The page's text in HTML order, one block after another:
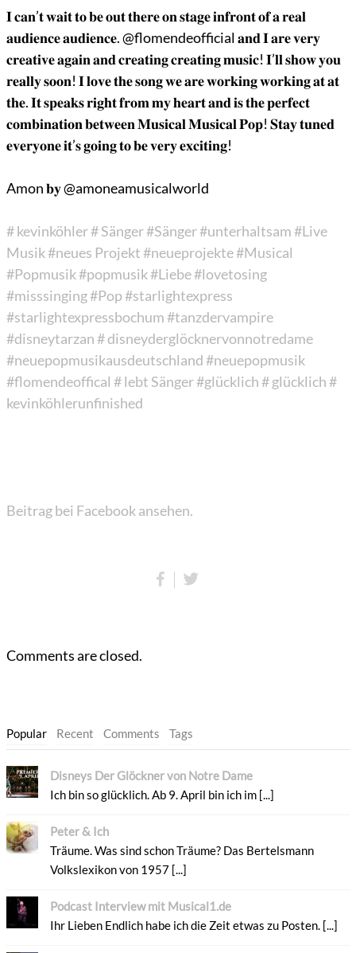
𝐈 𝐜𝐚𝐧’𝐭 𝐰𝐚𝐢𝐭 𝐭𝐨 𝐛𝐞 𝐨𝐮𝐭 𝐭𝐡𝐞𝐫𝐞 𝐨𝐧 𝐬𝐭𝐚𝐠𝐞 𝐢𝐧𝐟𝐫𝐨𝐧𝐭 𝐨𝐟 𝐚 𝐫𝐞𝐚𝐥
𝐚𝐮𝐝𝐢𝐞𝐧𝐜𝐞 𝐚𝐮𝐝𝐢𝐞𝐧𝐜𝐞. @flomendeofficial 𝐚𝐧𝐝 𝐈 𝐚𝐫𝐞 𝐯𝐞𝐫𝐲
𝐜𝐫𝐞𝐚𝐭𝐢𝐯𝐞 𝐚𝐠𝐚𝐢𝐧 𝐚𝐧𝐝 𝐜𝐫𝐞𝐚𝐭𝐢𝐧𝐠 𝐜𝐫𝐞𝐚𝐭𝐢𝐧𝐠 𝐦𝐮𝐬𝐢𝐜! 𝐈’𝐥𝐥 𝐬𝐡𝐨𝐰 𝐲𝐨𝐮
𝐫𝐞𝐚𝐥𝐥𝐲 𝐬𝐨𝐨𝐧! 𝐈 𝐥𝐨𝐯𝐞 𝐭𝐡𝐞 𝐬𝐨𝐧𝐠 𝐰𝐞 𝐚𝐫𝐞 𝐰𝐨𝐫𝐤𝐢𝐧𝐠 𝐰𝐨𝐫𝐤𝐢𝐧𝐠 𝐚𝐭 𝐚𝐭
𝐭𝐡𝐞. 𝐈𝐭 𝐬𝐩𝐞𝐚𝐤𝐬 𝐫𝐢𝐠𝐡𝐭 𝐟𝐫𝐨𝐦 𝐦𝐲 𝐡𝐞𝐚𝐫𝐭 𝐚𝐧𝐝 𝐢𝐬 𝐭𝐡𝐞 𝐩𝐞𝐫𝐟𝐞𝐜𝐭
𝐜𝐨𝐦𝐛𝐢𝐧𝐚𝐭𝐢𝐨𝐧 𝐛𝐞𝐭𝐰𝐞𝐞𝐧 𝐌𝐮𝐬𝐢𝐜𝐚𝐥 𝐌𝐮𝐬𝐢𝐜𝐚𝐥 𝐏𝐨𝐩! 𝐒𝐭𝐚𝐲 𝐭𝐮𝐧𝐞𝐝
𝐞𝐯𝐞𝐫𝐲𝐨𝐧𝐞 𝐢𝐭’𝐬 𝐠𝐨𝐢𝐧𝐠 𝐭𝐨 𝐛𝐞 𝐯𝐞𝐫𝐲 𝐞𝐱𝐜𝐢𝐭𝐢𝐧𝐠!
Amon 𝐛𝐲 @amoneamusicalworld
# kevinköhler# Sänger#Sänger#unterhaltsam#Live
Musik#neues Projekt#neueprojekte#Musical
#Popmusik#popmusik#Liebe#lovetosing
#misssinging#Pop#starlightexpress
#starlightexpressbochum#tanzdervampire
#disneytarzan# disneyderglöcknervonnotredame
#neuepopmusikausdeutschland#neuepopmusik
#flomendeoffical # lebt Sänger#glücklich# glücklich#
kevinköhlerunfinished
Beitrag bei Facebook ansehen.
Comments are closed.
Popular Recent Comments Tags
Disneys Der Glöckner von Notre Dame
Ich bin so glücklich. Ab 9. April bin ich im [...]
Peter & Ich
Träume. Was sind schon Träume? Das Bertelsmann
Volkslexikon von 1957 [...]
Podcast Interview mit Musical1.de
Ihr Lieben Endlich habe ich die Zeit etwas zu Posten. [...]